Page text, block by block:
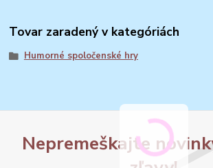
Tovar zaradený v kategóriách
Humorné spoločenské hry
Nepremeškajte